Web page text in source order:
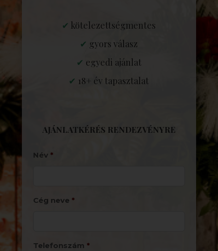
✔ kötelezettségmentes
✔ gyors válasz
✔ egyedi ajánlat
✔ 18+ év tapasztalat
AJÁNLATKÉRÉS RENDEZVÉNYRE
Név *
Cég neve *
Telefonszám *